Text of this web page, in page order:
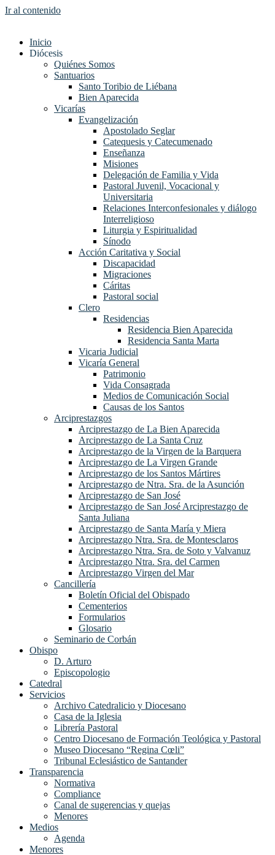
Ir al contenido
Inicio
Diócesis
Quiénes Somos
Santuarios
Santo Toribio de Liébana
Bien Aparecida
Vicarías
Evangelización
Apostolado Seglar
Catequesis y Catecumenado
Enseñanza
Misiones
Delegación de Familia y Vida
Pastoral Juvenil, Vocacional y
Universitaria
Relaciones Interconfesionales y diálogo
Interreligioso
Liturgia y Espiritualidad
Sínodo
Acción Caritativa y Social
Discapacidad
Migraciones
Cáritas
Pastoral social
Clero
Residencias
Residencia Bien Aparecida
Residencia Santa Marta
Vicaria Judicial
Vicaría General
Patrimonio
Vida Consagrada
Medios de Comunicación Social
Causas de los Santos
Arciprestazgos
Arciprestazgo de La Bien Aparecida
Arciprestazgo de La Santa Cruz
Arciprestazgo de la Virgen de la Barquera
Arciprestazgo de La Virgen Grande
Arciprestazgo de los Santos Mártires
Arciprestazgo de Ntra. Sra. de la Asunción
Arciprestazgo de San José
Arciprestazgo de San José Arciprestazgo de
Santa Juliana
Arciprestazgo de Santa María y Miera
Arciprestazgo Ntra. Sra. de Montesclaros
Arciprestazgo Ntra. Sra. de Soto y Valvanuz
Arciprestazgo Ntra. Sra. del Carmen
Arciprestazgo Virgen del Mar
Cancillería
Boletín Oficial del Obispado
Cementerios
Formularios
Glosario
Seminario de Corbán
Obispo
D. Arturo
Episcopologio
Catedral
Servicios
Archivo Catedralicio y Diocesano
Casa de la Iglesia
Librería Pastoral
Centro Diocesano de Formación Teológica y Pastoral
Museo Diocesano “Regina Cœli”
Tribunal Eclesiástico de Santander
Transparencia
Normativa
Compliance
Canal de sugerencias y quejas
Menores
Medios
Agenda
Menores